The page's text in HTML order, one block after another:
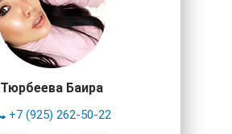
Тюрбеева Баира
+7 (925) 262-50-22